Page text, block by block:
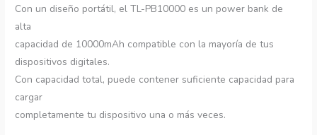
Con un diseño portátil, el TL-PB10000 es un power bank de
alta
capacidad de 10000mAh compatible con la mayoría de tus
dispositivos digitales.
Con capacidad total, puede contener suficiente capacidad para
cargar
completamente tu dispositivo una o más veces.